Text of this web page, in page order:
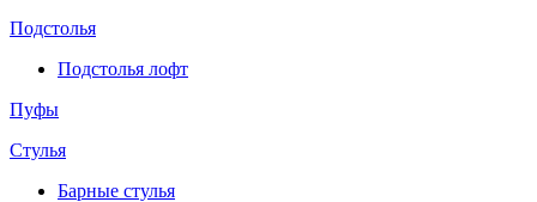
Подстолья
Подстолья лофт
Пуфы
Стулья
Барные cтулья